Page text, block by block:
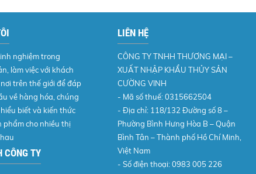
nghiệm trong
làm việc với khách
trên thế giới để đáp
về hàng hóa, chúng
biết và kiến thức
phẩm cho nhiều thị
CÔNG TY
LIÊN HỆ
CÔNG TY TNHH THƯƠNG MẠI –
XUẤT NHẬP KHẨU THỦY SẢN
CƯỜNG VINH
- Mã số thuế: 0315662504
- Địa chỉ: 118/132 Đường số 8 –
Phường Bình Hưng Hòa B – Quận
Bình Tân – Thành phố Hồ Chí Minh,
Việt Nam
- Số điện thoại: 0983 005 226